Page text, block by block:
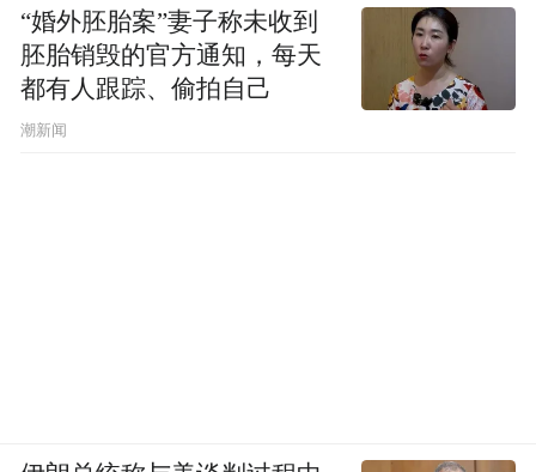
频)为凤凰网旗下自媒体平台“大风号”用户上传并发
布，本平台仅提供信息存储空间服务。
Notice: The content above (including the videos,
pictures and audios if any) is uploaded and posted
by the user of Dafeng Hao, which is a social media
“婚外胚胎案”妻子称未收到
胚胎销毁的官方通知，每天
都有人跟踪、偷拍自己
潮新闻